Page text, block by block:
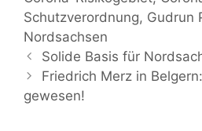
Schutzverordnung, Gudrun
Nordsachsen
Beitrags-
Navigation
Solide Basis für
Friedrich Merz in
gewesen!